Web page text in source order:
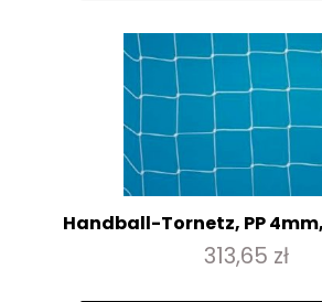
Handball-Tornetz, PP
313,65 zł